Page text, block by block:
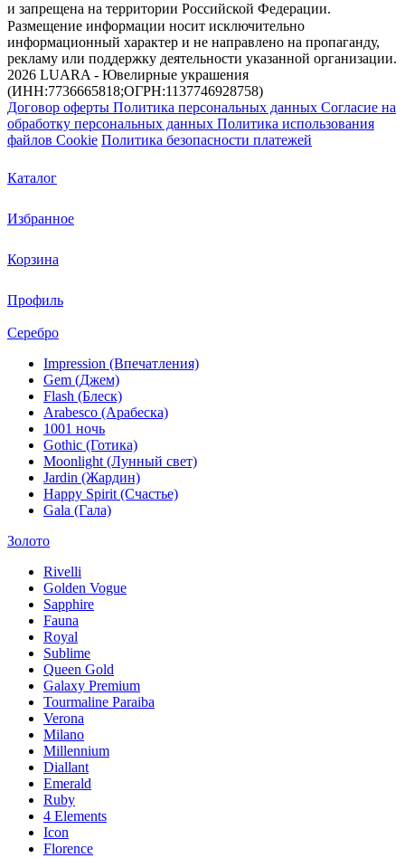
и запрещена на территории Российской Федерации.
Размещение информации носит исключительно
информационный характер и не направлено на пропаганду,
рекламу или поддержку деятельности указанной организации.
2026 LUARA - Ювелирные украшения
(ИНН:7736665818;ОГРН:1137746928758)
Договор оферты Политика персональных данных Согласие на
обработку персональных данных Политика использования
файлов Cookie Политика безопасности платежей
Каталог
Избранное
Корзина
Профиль
Серебро
Impression (Впечатления)
Gem (Джем)
Flash (Блеск)
Arabesco (Арабеска)
1001 ночь
Gothic (Готика)
Moonlight (Лунный свет)
Jardin (Жардин)
Happy Spirit (Счастье)
Gala (Гала)
Золото
Rivelli
Golden Vogue
Sapphire
Fauna
Royal
Sublime
Queen Gold
Galaxy Premium
Tourmaline Paraiba
Verona
Milano
Millennium
Diallant
Emerald
Ruby
4 Elements
Icon
Florence